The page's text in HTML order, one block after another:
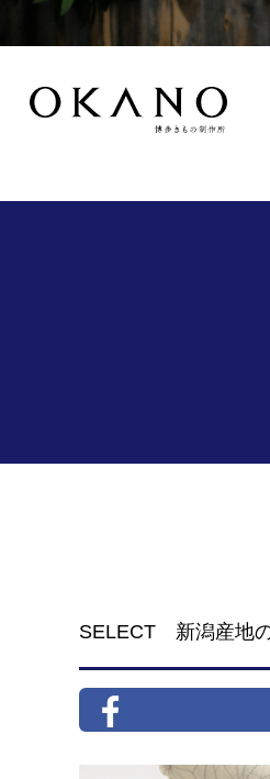
SELECT 新潟産地